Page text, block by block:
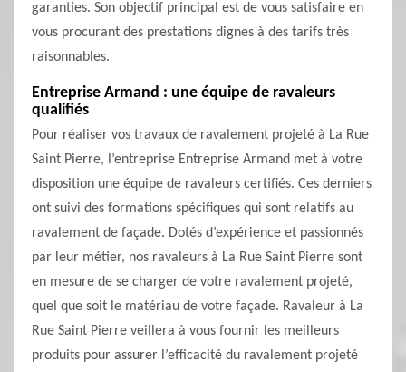
garanties. Son objectif principal est de vous satisfaire en
vous procurant des prestations dignes à des tarifs très
raisonnables.
Entreprise Armand : une équipe de ravaleurs
qualifiés
Pour réaliser vos travaux de ravalement projeté à La Rue
Saint Pierre, l’entreprise Entreprise Armand met à votre
disposition une équipe de ravaleurs certifiés. Ces derniers
ont suivi des formations spécifiques qui sont relatifs au
ravalement de façade. Dotés d’expérience et passionnés
par leur métier, nos ravaleurs à La Rue Saint Pierre sont
en mesure de se charger de votre ravalement projeté,
quel que soit le matériau de votre façade. Ravaleur à La
Rue Saint Pierre veillera à vous fournir les meilleurs
produits pour assurer l’efficacité du ravalement projeté